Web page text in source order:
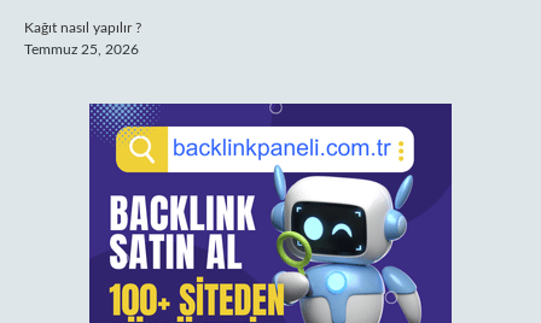
Kağıt nasıl yapılır ?
Temmuz 25, 2026